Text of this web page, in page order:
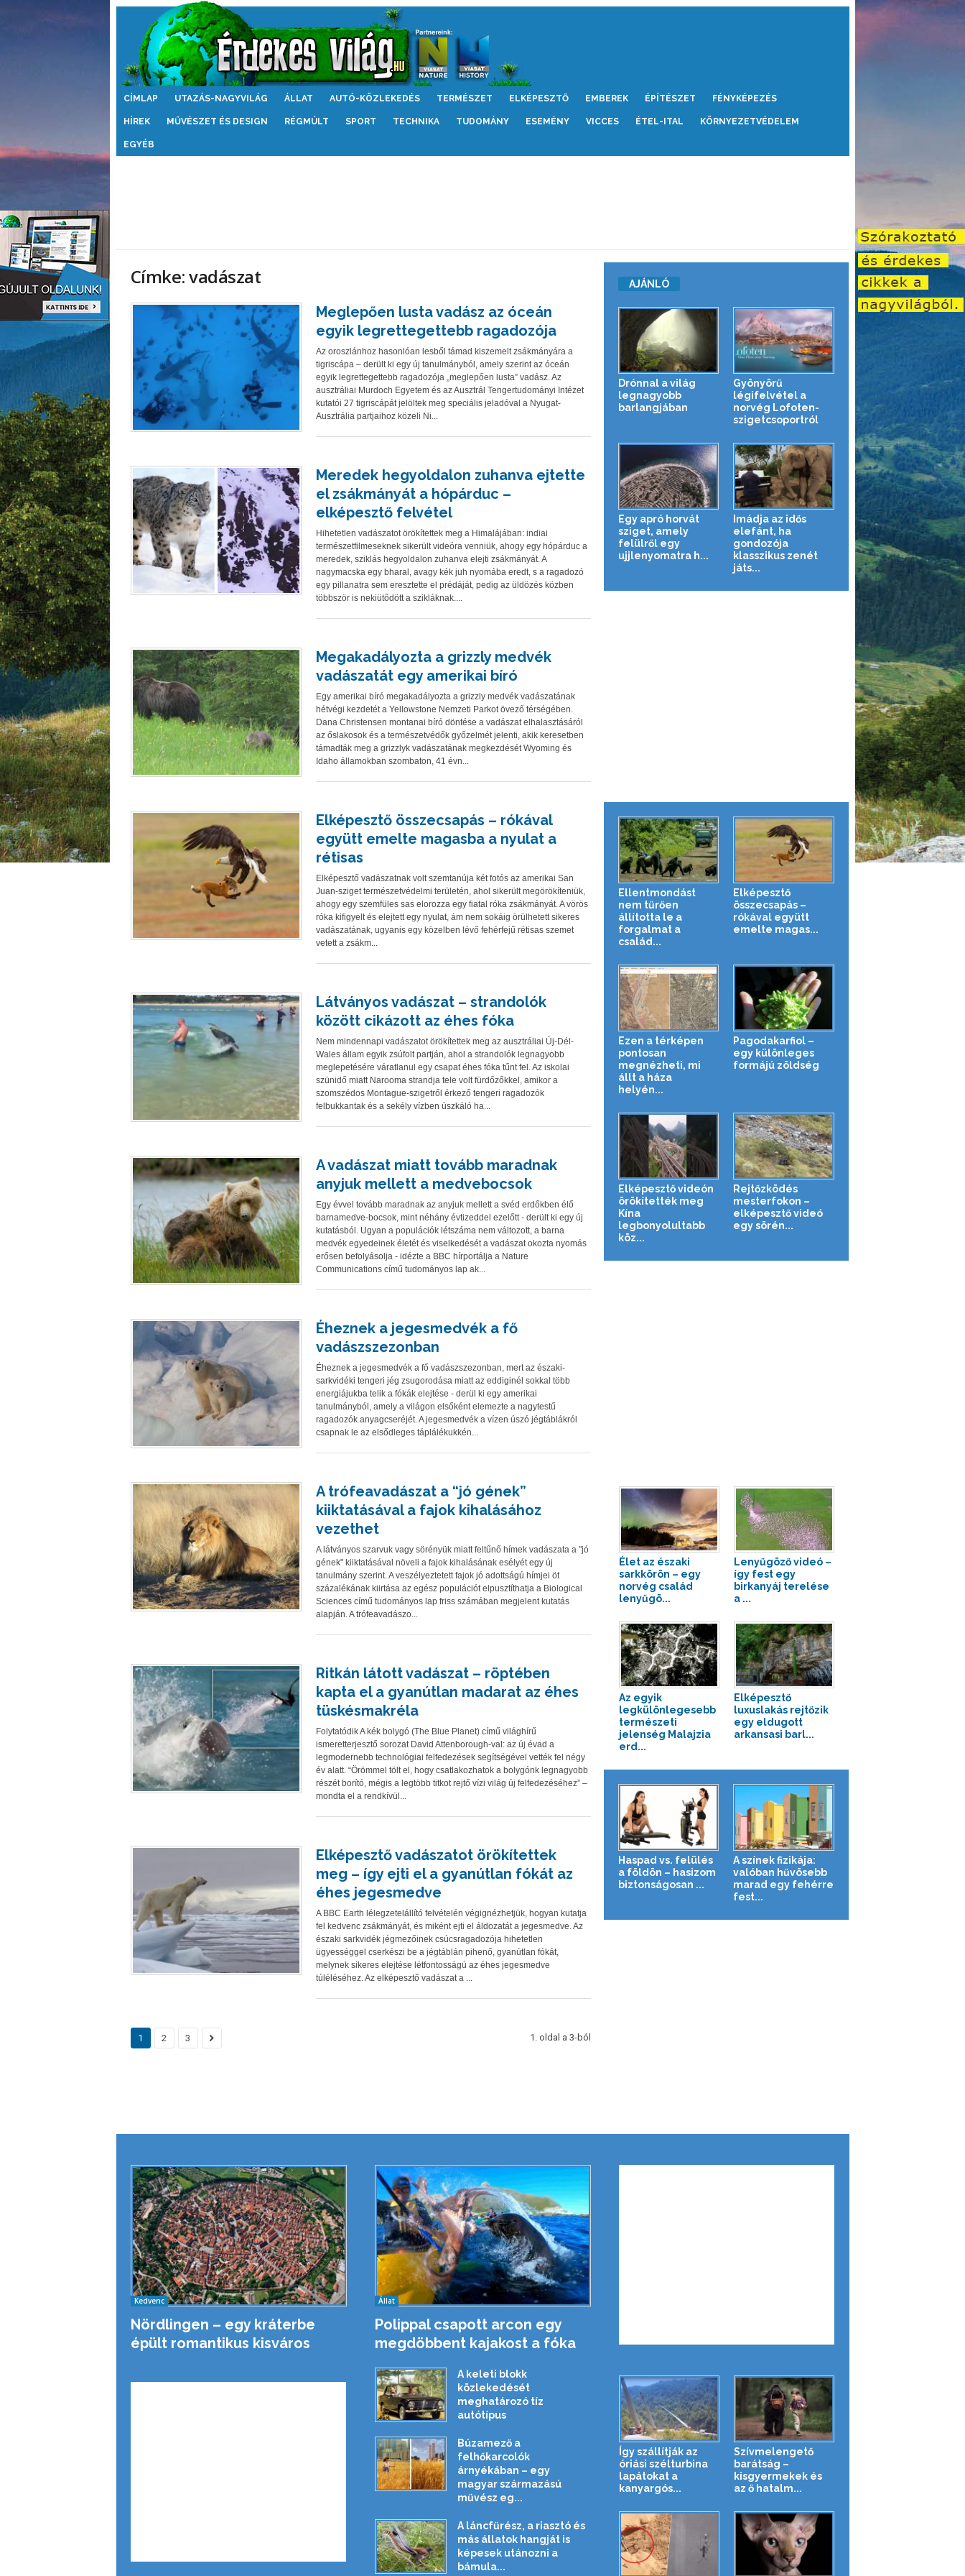
Érdekes
CÍMLAP UTAZÁS-NAGYVILÁG ÁLLAT AUTÓ-KÖZLEKEDÉS TERMÉSZET ELKÉPESZTŐ EMBEREK ÉPÍTÉSZET FÉNYKÉPEZÉS
HÍREK MŰVÉSZET ÉS DESIGN RÉGMÚLT SPORT TECHNIKA TUDOMÁNY ESEMÉNY VICCES ÉTEL-ITAL KÖRNYEZETVÉDELEM
EGYÉB
Címke: vadászat
Meglepően lusta vadász az óceán
egyik legrettegettebb ragadozója
Az oroszlánhoz hasonlóan lesből támad kiszemelt zsákmányára a
tigriscápa – derült ki egy új tanulmányból, amely szerint az óceán
egyik legrettegettebb ragadozója „meglepően lusta” vadász. Az
ausztráliai Murdoch Egyetem és az Ausztrál Tengertudományi Intézet
kutatói 27 tigriscápát jelöltek meg speciális jeladóval a Nyugat-
Ausztrália partjaihoz közeli Ni...
Meredek hegyoldalon zuhanva ejtette
el zsákmányát a hópárduc –
elképesztő felvétel
Hihetetlen vadászatot örökítettek meg a Himalájában: indiai
természetfilmeseknek sikerült videóra venniük, ahogy egy hópárduc a
meredek, sziklás hegyoldalon zuhanva elejti zsákmányát. A
nagymacska egy bharal, avagy kék juh nyomába eredt, s a ragadozó
egy pillanatra sem eresztette el prédáját, pedig az üldözés közben
többször is nekiütődött a szikláknak....
Megakadályozta a grizzly medvék
vadászatát egy amerikai bíró
Egy amerikai bíró megakadályozta a grizzly medvék vadászatának
hétvégi kezdetét a Yellowstone Nemzeti Parkot övező térségében.
Dana Christensen montanai bíró döntése a vadászat elhalasztásáról
az őslakosok és a természetvédők győzelmét jelenti, akik keresetben
támadták meg a grizzlyk vadászatának megkezdését Wyoming és
Idaho államokban szombaton, 41 évn...
Elképesztő összecsapás – rókával
együtt emelte magasba a nyulat a
rétisas
Elképesztő vadászatnak volt szemtanúja két fotós az amerikai San
Juan-sziget természetvédelmi területén, ahol sikerült megörökíteniük,
ahogy egy szemfüles sas elorozza egy fiatal róka zsákmányát. A vörös
róka kifigyelt és elejtett egy nyulat, ám nem sokáig örülhetett sikeres
vadászatának, ugyanis egy közelben lévő fehérfejű rétisas szemet
vetett a zsákm...
Látványos vadászat – strandolók
között cikázott az éhes fóka
Nem mindennapi vadászatot örökítettek meg az ausztráliai Új-Dél-
Wales állam egyik zsúfolt partján, ahol a strandolók legnagyobb
meglepetésére váratlanul egy csapat éhes fóka tűnt fel. Az iskolai
szünidő miatt Narooma strandja tele volt fürdőzőkkel, amikor a
szomszédos Montague-szigetről érkező tengeri ragadozók
felbukkantak és a sekély vízben úszkáló ha...
A vadászat miatt tovább maradnak
anyjuk mellett a medvebocsok
Egy évvel tovább maradnak az anyjuk mellett a svéd erdőkben élő
barnamedve-bocsok, mint néhány évtizeddel ezelőtt - derült ki egy új
kutatásból. Ugyan a populációk létszáma nem változott, a barna
medvék egyedeinek életét és viselkedését a vadászat okozta nyomás
erősen befolyásolja - idézte a BBC hírportálja a Nature
Communications című tudományos lap ak...
Éheznek a jegesmedvék a fő
vadászszezonban
Éheznek a jegesmedvék a fő vadászszezonban, mert az északi-
sarkvidéki tengeri jég zsugorodása miatt az eddiginél sokkal több
energiájukba telik a fókák elejtése - derül ki egy amerikai
tanulmányból, amely a világon elsőként elemezte a nagytestű
ragadozók anyagcseréjét. A jegesmedvék a vízen úszó jégtáblákról
csapnak le az elsődleges táplálékukkén...
A trófeavadászat a “jó gének”
kiiktatásával a fajok kihalásához
vezethet
A látványos szarvuk vagy sörényük miatt feltűnő hímek vadászata a "jó
gének" kiiktatásával növeli a fajok kihalásának esélyét egy új
tanulmány szerint. A veszélyeztetett fajok jó adottságú hímjei öt
százalékának kiirtása az egész populációt elpusztíthatja a Biological
Sciences című tudományos lap friss számában megjelent kutatás
alapján. A trófeavadászo...
Ritkán látott vadászat – röptében
kapta el a gyanútlan madarat az éhes
tüskésmakréla
Folytatódik A kék bolygó (The Blue Planet) című világhírű
ismeretterjesztő sorozat David Attenborough-val: az új évad a
legmodernebb technológiai felfedezések segítségével vették fel négy
év alatt. “Örömmel tölt el, hogy csatlakozhatok a bolygónk legnagyobb
részét borító, mégis a legtöbb titkot rejtő vízi világ új felfedezéséhez” –
mondta el a rendkívül...
Elképesztő vadászatot örökítettek
meg – így ejti el a gyanútlan fókát az
éhes jegesmedve
A BBC Earth lélegzetelállító felvételén végignézhetjük, hogyan kutatja
fel kedvenc zsákmányát, és miként ejti el áldozatát a jegesmedve. Az
északi sarkvidék jégmezőinek csúcsragadozója hihetetlen
ügyességgel cserkészi be a jégtáblán pihenő, gyanútlan fókát,
melynek sikeres elejtése létfontosságú az éhes jegesmedve
túléléséhez. Az elképesztő vadászat a ...
1 2 3 1. oldal a 3-ból
AJÁNLÓ
Drónnal a világ
legnagyobb
barlangjában
Gyönyörű
légifelvétel a
norvég Lofoten-
szigetcsoportról
Egy apró horvát
sziget, amely
felülről egy
ujjlenyomatra h...
Imádja az idős
elefánt, ha
gondozója
klasszikus zenét
játs...
Ellentmondást
nem tűrően
állította le a
forgalmat a
család...
Elképesztő
összecsapás –
rókával együtt
emelte magas...
Ezen a térképen
pontosan
megnézheti, mi
állt a háza
helyén...
Pagodakarfiol –
egy különleges
formájú zöldség
Elképesztő videón
örökítették meg
Kína
legbonyolultabb
köz...
Rejtőzködés
mesterfokon –
elképesztő videó
egy sörén...
Élet az északi
sarkkörön – egy
norvég család
lenyűgö...
Lenyűgöző videó –
így fest egy
birkanyáj terelése
a ...
Az egyik
legkülönlegesebb
természeti
jelenség Malajzia
erd...
Elképesztő
luxuslakás rejtőzik
egy eldugott
arkansasi barl...
Haspad vs. felülés
a földön – hasizom
biztonságosan ...
A színek fizikája:
valóban hűvösebb
marad egy fehérre
fest...
Kedvenc
Nördlingen – egy kráterbe
épült romantikus kisváros
Állat
Polippal csapott arcon egy
megdöbbent kajakost a fóka
A keleti blokk
közlekedését
meghatározó tíz
autótípus
Búzamező a
felhőkarcolók
árnyékában – egy
magyar származású
művész eg...
A láncfűrész, a riasztó és
más állatok hangját is
képesek utánozni a
bámula...
Így szállítják az
óriási szélturbina
lapátokat a
kanyargós...
Szívmelengető
barátság –
kisgyermekek és
az ő hatalm...